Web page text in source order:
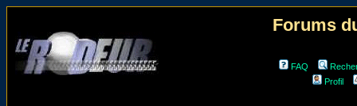
Forums
FAQ
Profil